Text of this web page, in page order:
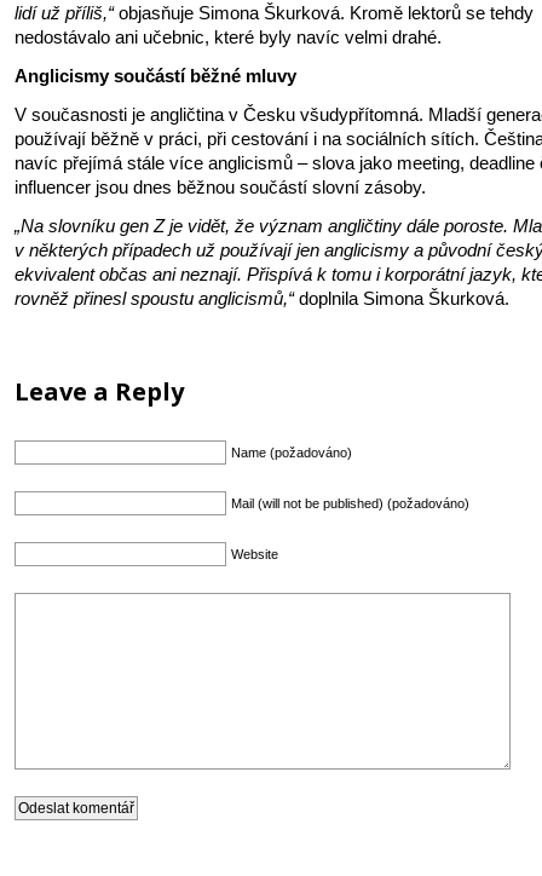
lidí už příliš,“objasňuje Simona Škurková. Kromě lektorů se tehdy
nedostávalo ani učebnic, které byly navíc velmi drahé.
Anglicismy součástí běžné mluvy
V současnosti je angličtina v Česku všudypřítomná. Mladší
používají běžně v práci, při cestování i na sociálních sítích.
navíc přejímá stále více anglicismů – slova jako meeting, deadline
influencer jsou dnes běžnou součástí slovní zásoby.
„Na slovníku gen Z je vidět, že význam angličtiny dále poroste.
v některých případech už používají jen anglicismy a původní
ekvivalent občas ani neznají. Přispívá k tomu i korporátní jazyk,
rovněž přinesl spoustu anglicismů,“doplnila Simona Škurková.
Leave a Reply
Name (požadováno)
Mail (will not be published) (požadováno)
Website